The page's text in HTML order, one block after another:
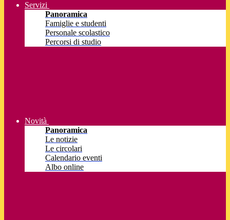
Servizi
Panoramica
Famiglie e studenti
Personale scolastico
Percorsi di studio
Novità
Panoramica
Le notizie
Le circolari
Calendario eventi
Albo online